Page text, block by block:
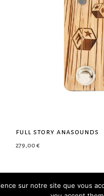
full story anasounds
279,00 €
sur notre site que vous